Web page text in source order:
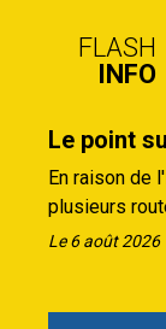
FLASH
INFO
Le point
En raison de
plusieurs
la circulation :
• RD 301 :
Souvray
Le 6 août 2026